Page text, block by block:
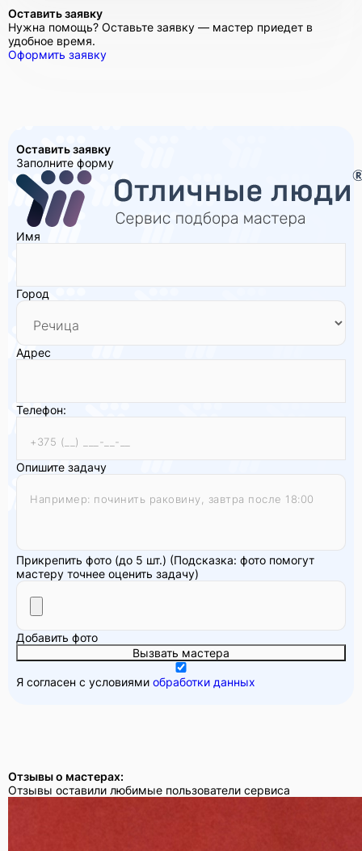
Оставить заявку
Нужна помощь? Оставьте заявку — мастер приедет в
удобное время.
Оформить заявку
Оставить заявку
Заполните форму
Имя
Город
Адрес
Телефон:
Опишите задачу
Прикрепить фото (до 5 шт.) (Подсказка: фото помогут
мастеру точнее оценить задачу)
Добавить фото
Вызвать мастера
Я согласен с условиями обработки данных
Отзывы о мастерах:
Отзывы оставили любимые пользователи сервиса